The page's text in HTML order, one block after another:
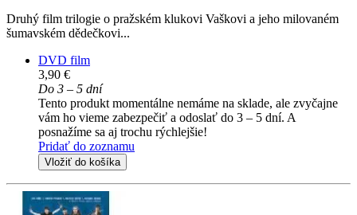
Druhý film trilogie o pražském klukovi Vaškovi a jeho milovaném
šumavském dědečkovi...
DVD film
3,90 €
Do 3 – 5 dní
Tento produkt momentálne nemáme na sklade, ale zvyčajne
vám ho vieme zabezpečiť a odoslať do 3 – 5 dní. A
posnažíme sa aj trochu rýchlejšie!
Pridať do zoznamu
Vložiť do košíka